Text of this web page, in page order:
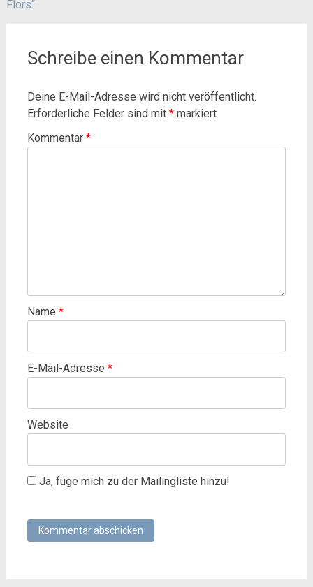
Flors“
Schreibe einen Kommentar
Deine E-Mail-Adresse wird nicht veröffentlicht.
Erforderliche Felder sind mit *markiert
Kommentar *
Name *
E-Mail-Adresse *
Website
Ja, füge mich zu der Mailingliste hinzu!